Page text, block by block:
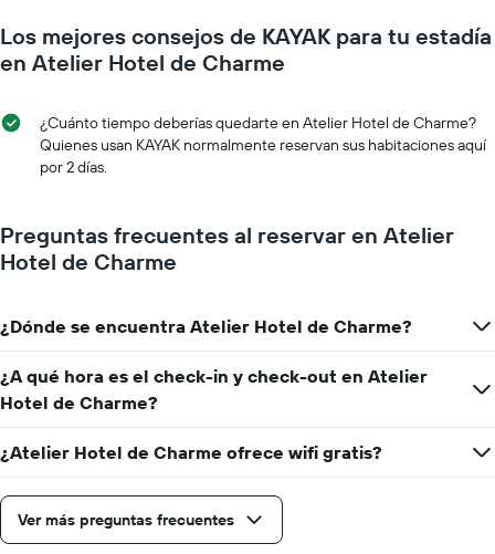
cada
día
semana
El
gráfico
X
que
días
de
la
semana.
El
muestra
1
eje
Y
que
Los mejores consejos de KAYAK para tu estadía
en Atelier Hotel de Charme
¿Cuánto tiempo deberías quedarte en Atelier Hotel de Charme?
Quienes usan KAYAK normalmente reservan sus habitaciones aquí
por 2 días.
Preguntas frecuentes al reservar en Atelier
Hotel de Charme
¿Dónde se encuentra Atelier Hotel de Charme?
¿A qué hora es el check-in y check-out en Atelier
Hotel de Charme?
¿Atelier Hotel de Charme ofrece wifi gratis?
Ver más preguntas frecuentes